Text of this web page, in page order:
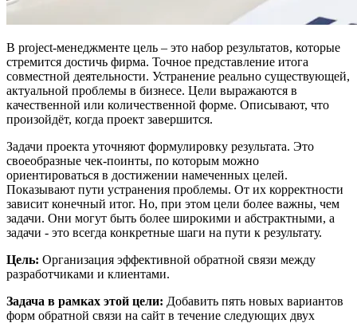
В project-менеджменте цель – это набор результатов, которые
стремится достичь фирма. Точное представление итога
совместной деятельности. Устранение реально существующей,
актуальной проблемы в бизнесе. Цели выражаются в
качественной или количественной форме. Описывают, что
произойдёт, когда проект завершится.
Задачи проекта уточняют формулировку результата. Это
своеобразные чек-поинты, по которым можно
ориентироваться в достижении намеченных целей.
Показывают пути устранения проблемы. От их корректности
зависит конечный итог. Но, при этом цели более важны, чем
задачи. Они могут быть более широкими и абстрактными, а
задачи - это всегда конкретные шаги на пути к результату.
Цель: Организация эффективной обратной связи между
разработчиками и клиентами.
Задача в рамках этой цели: Добавить пять новых вариантов
форм обратной связи на сайт в течение следующих двух